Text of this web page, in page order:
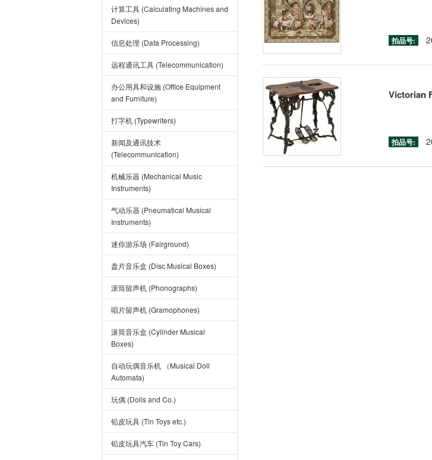
计算工具 (Calculating Machines and
Devices)
信息处理 (Data Processing)
远程通讯工具 (Telecommunication)
办公用具和设施 (Office Equipment
and Furniture)
打字机 (Typewriters)
新闻及通讯技术
(Telecommunication)
机械乐器 (Mechanical Music
Instruments)
气动乐器 (Pneumatical Musical
Instruments)
迷你游乐场 (Fairground)
盘片音乐盒 (Disc Musical Boxes)
滚筒留声机 (Phonographs)
唱片留声机 (Gramophones)
滚筒音乐盒 (Cylinder Musical
Boxes)
自动玩偶音乐机 （Musical Doll
Automata)
玩偶 (Dolls and Co.)
铅皮玩具 (Tin Toys etc.)
铅皮玩具汽车 (Tin Toy Cars)
拍品号:
Victorian
拍品号: